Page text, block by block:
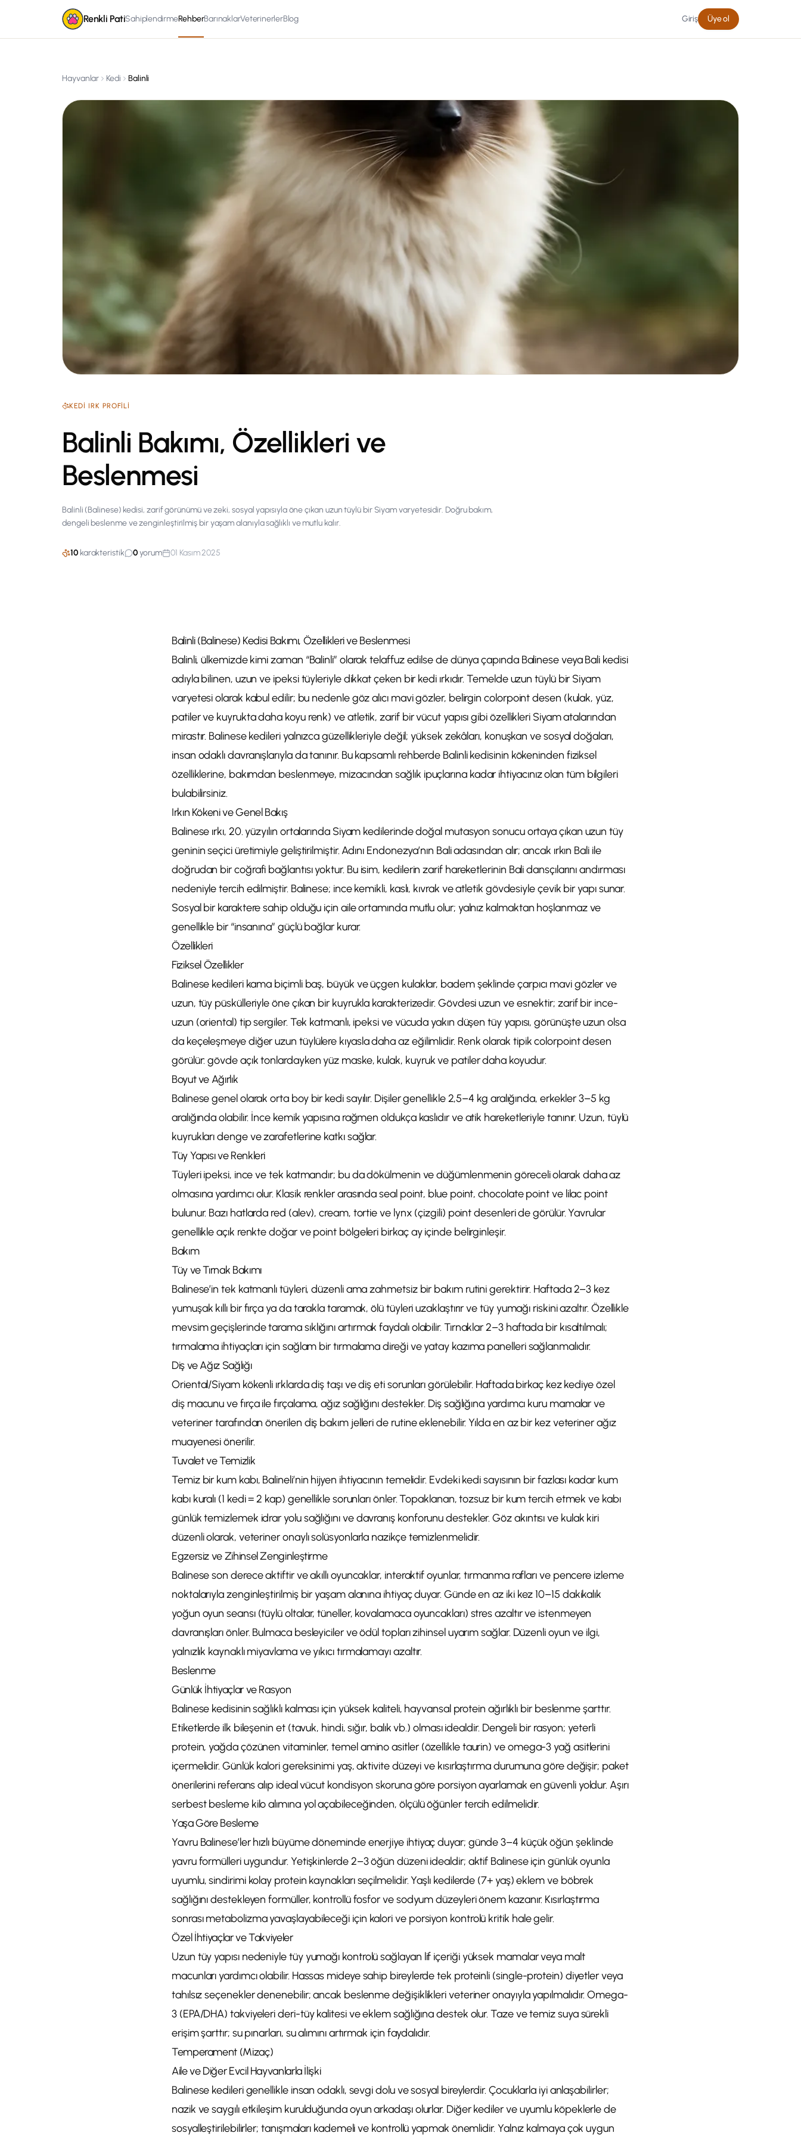
Renkli PatiSahiplendirmeRehberBarınaklarVeterinerlerBlog Giriş Üye ol
Hayvanlar Kedi Balinli
KEDI IRK PROFILI
Balinli Bakımı, Özellikleri ve
Beslenmesi
Balinli (Balinese) kedisi, zarif görünümü ve zeki, sosyal yapısıyla öne çıkan uzun tüylü bir Siyam varyetesidir. Doğru bakım,
dengeli beslenme ve zenginleştirilmiş bir yaşam alanıyla sağlıklı ve mutlu kalır.
10 karakteristik 0yorum 01 Kasım 2025
Balinli (Balinese) Kedisi Bakımı, Özellikleri ve Beslenmesi
Balinli, ülkemizde kimi zaman “Balinli” olarak telaffuz edilse de dünya çapında Balinese veya Bali kedisi
adıyla bilinen, uzun ve ipeksi tüyleriyle dikkat çeken bir kedi ırkıdır. Temelde uzun tüylü bir Siyam
varyetesi olarak kabul edilir; bu nedenle göz alıcı mavi gözler, belirgin colorpoint desen (kulak, yüz,
patiler ve kuyrukta daha koyu renk) ve atletik, zarif bir vücut yapısı gibi özellikleri Siyam atalarından
mirastır. Balinese kedileri yalnızca güzellikleriyle değil; yüksek zekâları, konuşkan ve sosyal doğaları,
insan odaklı davranışlarıyla da tanınır. Bu kapsamlı rehberde Balinli kedisinin kökeninden fiziksel
özelliklerine, bakımdan beslenmeye, mizacından sağlık ipuçlarına kadar ihtiyacınız olan tüm bilgileri
bulabilirsiniz.
Irkın Kökeni ve Genel Bakış
Balinese ırkı, 20. yüzyılın ortalarında Siyam kedilerinde doğal mutasyon sonucu ortaya çıkan uzun tüy
geninin seçici üretimiyle geliştirilmiştir. Adını Endonezya’nın Bali adasından alır; ancak ırkın Bali ile
doğrudan bir coğrafi bağlantısı yoktur. Bu isim, kedilerin zarif hareketlerinin Bali dansçılarını andırması
nedeniyle tercih edilmiştir. Balinese; ince kemikli, kaslı, kıvrak ve atletik gövdesiyle çevik bir yapı sunar.
Sosyal bir karaktere sahip olduğu için aile ortamında mutlu olur; yalnız kalmaktan hoşlanmaz ve
genellikle bir “insanına” güçlü bağlar kurar.
Özellikleri
Fiziksel Özellikler
Balinese kedileri kama biçimli baş, büyük ve üçgen kulaklar, badem şeklinde çarpıcı mavi gözler ve
uzun, tüy püskülleriyle öne çıkan bir kuyrukla karakterizedir. Gövdesi uzun ve esnektir; zarif bir ince-
uzun (oriental) tip sergiler. Tek katmanlı, ipeksi ve vücuda yakın düşen tüy yapısı, görünüşte uzun olsa
da keçeleşmeye diğer uzun tüylülere kıyasla daha az eğilimlidir. Renk olarak tipik colorpoint desen
görülür: gövde açık tonlardayken yüz maske, kulak, kuyruk ve patiler daha koyudur.
Boyut ve Ağırlık
Balinese genel olarak orta boy bir kedi sayılır. Dişiler genellikle 2,5–4 kg aralığında, erkekler 3–5 kg
aralığında olabilir. İnce kemik yapısına rağmen oldukça kaslıdır ve atik hareketleriyle tanınır. Uzun, tüylü
kuyrukları denge ve zarafetlerine katkı sağlar.
Tüy Yapısı ve Renkleri
Tüyleri ipeksi, ince ve tek katmandır; bu da dökülmenin ve düğümlenmenin göreceli olarak daha az
olmasına yardımcı olur. Klasik renkler arasında seal point, blue point, chocolate point ve lilac point
bulunur. Bazı hatlarda red (alev), cream, tortie ve lynx (çizgili) point desenleri de görülür. Yavrular
genellikle açık renkte doğar ve point bölgeleri birkaç ay içinde belirginleşir.
Bakım
Tüy ve Tırnak Bakımı
Balinese’in tek katmanlı tüyleri, düzenli ama zahmetsiz bir bakım rutini gerektirir. Haftada 2–3 kez
yumuşak kıllı bir fırça ya da tarakla taramak, ölü tüyleri uzaklaştırır ve tüy yumağı riskini azaltır. Özellikle
mevsim geçişlerinde tarama sıklığını artırmak faydalı olabilir. Tırnaklar 2–3 haftada bir kısaltılmalı;
tırmalama ihtiyaçları için sağlam bir tırmalama direği ve yatay kazıma panelleri sağlanmalıdır.
Diş ve Ağız Sağlığı
Oriental/Siyam kökenli ırklarda diş taşı ve diş eti sorunları görülebilir. Haftada birkaç kez kediye özel
diş macunu ve fırça ile fırçalama, ağız sağlığını destekler. Diş sağlığına yardımcı kuru mamalar ve
veteriner tarafından önerilen diş bakım jelleri de rutine eklenebilir. Yılda en az bir kez veteriner ağız
muayenesi önerilir.
Tuvalet ve Temizlik
Temiz bir kum kabı, Balineli’nin hijyen ihtiyacının temelidir. Evdeki kedi sayısının bir fazlası kadar kum
kabı kuralı (1 kedi = 2 kap) genellikle sorunları önler. Topaklanan, tozsuz bir kum tercih etmek ve kabı
günlük temizlemek idrar yolu sağlığını ve davranış konforunu destekler. Göz akıntısı ve kulak kiri
düzenli olarak, veteriner onaylı solüsyonlarla nazikçe temizlenmelidir.
Egzersiz ve Zihinsel Zenginleştirme
Balinese son derece aktiftir ve akıllı oyuncaklar, interaktif oyunlar, tırmanma rafları ve pencere izleme
noktalarıyla zenginleştirilmiş bir yaşam alanına ihtiyaç duyar. Günde en az iki kez 10–15 dakikalık
yoğun oyun seansı (tüylü oltalar, tüneller, kovalamaca oyuncakları) stres azaltır ve istenmeyen
davranışları önler. Bulmaca besleyiciler ve ödül topları zihinsel uyarım sağlar. Düzenli oyun ve ilgi,
yalnızlık kaynaklı miyavlama ve yıkıcı tırmalamayı azaltır.
Beslenme
Günlük İhtiyaçlar ve Rasyon
Balinese kedisinin sağlıklı kalması için yüksek kaliteli, hayvansal protein ağırlıklı bir beslenme şarttır.
Etiketlerde ilk bileşenin et (tavuk, hindi, sığır, balık vb.) olması idealdir. Dengeli bir rasyon; yeterli
protein, yağda çözünen vitaminler, temel amino asitler (özellikle taurin) ve omega-3 yağ asitlerini
içermelidir. Günlük kalori gereksinimi yaş, aktivite düzeyi ve kısırlaştırma durumuna göre değişir; paket
önerilerini referans alıp ideal vücut kondisyon skoruna göre porsiyon ayarlamak en güvenli yoldur. Aşırı
serbest besleme kilo alımına yol açabileceğinden, ölçülü öğünler tercih edilmelidir.
Yaşa Göre Besleme
Yavru Balinese’ler hızlı büyüme döneminde enerjiye ihtiyaç duyar; günde 3–4 küçük öğün şeklinde
yavru formülleri uygundur. Yetişkinlerde 2–3 öğün düzeni idealdir; aktif Balinese için günlük oyunla
uyumlu, sindirimi kolay protein kaynakları seçilmelidir. Yaşlı kedilerde (7+ yaş) eklem ve böbrek
sağlığını destekleyen formüller, kontrollü fosfor ve sodyum düzeyleri önem kazanır. Kısırlaştırma
sonrası metabolizma yavaşlayabileceği için kalori ve porsiyon kontrolü kritik hale gelir.
Özel İhtiyaçlar ve Takviyeler
Uzun tüy yapısı nedeniyle tüy yumağı kontrolü sağlayan lif içeriği yüksek mamalar veya malt
macunları yardımcı olabilir. Hassas mideye sahip bireylerde tek proteinli (single-protein) diyetler veya
tahılsız seçenekler denenebilir; ancak beslenme değişiklikleri veteriner onayıyla yapılmalıdır. Omega-
3 (EPA/DHA) takviyeleri deri-tüy kalitesi ve eklem sağlığına destek olur. Taze ve temiz suya sürekli
erişim şarttır; su pınarları, su alımını artırmak için faydalıdır.
Temperament (Mizaç)
Aile ve Diğer Evcil Hayvanlarla İlişki
Balinese kedileri genellikle insan odaklı, sevgi dolu ve sosyal bireylerdir. Çocuklarla iyi anlaşabilirler;
nazik ve saygılı etkileşim kurulduğunda oyun arkadaşı olurlar. Diğer kediler ve uyumlu köpeklerle de
sosyalleştirilebilirler; tanışmaları kademeli ve kontrollü yapmak önemlidir. Yalnız kalmaya çok uygun